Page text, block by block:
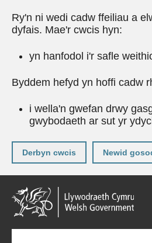
Ry'n ni wedi cadw ffeiliau a
dyfais. Mae'r cwcis hyn:
yn hanfodol i'r safle
Byddem hefyd yn hoffi cadw
i wella'n gwefan drwy
gwybodaeth ar sut yr
Derbyn cwcis Newid
Neidio
i'r
prif
gynnwy